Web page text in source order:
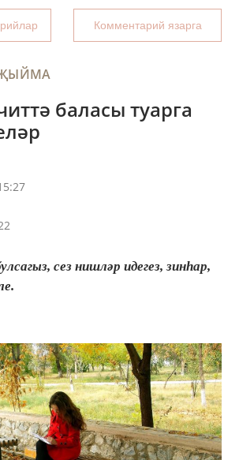
Комментарий язарга
баласы туарга
сез нишләр идегез, зинһар,